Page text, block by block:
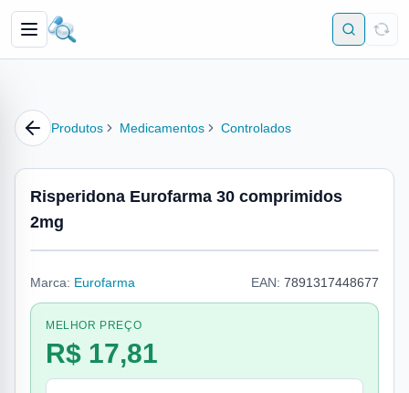
Produtos Medicamentos Controlados
Risperidona Eurofarma 30 comprimidos
2mg
Marca: Eurofarma EAN: 7891317448677
MELHOR PREÇO
R$ 17,81